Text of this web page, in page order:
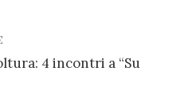
4 incontri a “Su